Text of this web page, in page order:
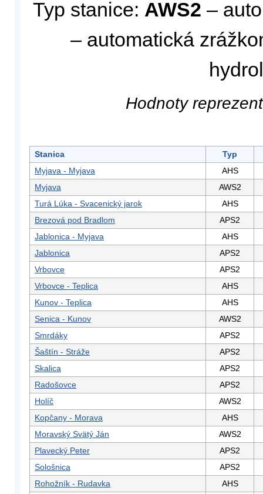
Typ stanice: AWS2 –
– automatická
Hodnoty
Stanica
Typ
Myjava - Myjava
AHS
Myjava
AWS2
Turá Lúka - Svacenický jarok
AHS
Brezová pod Bradlom
APS2
Jablonica - Myjava
AHS
Jablonica
APS2
Vrbovce
APS2
Vrbovce - Teplica
AHS
Kunov - Teplica
AHS
Senica - Kunov
AWS2
Smrdáky
APS2
Šaštín - Stráže
APS2
Skalica
APS2
Radošovce
APS2
Holíč
AWS2
Kopčany - Morava
AHS
Moravský Svätý Ján
AWS2
Plavecký Peter
APS2
Sološnica
APS2
Rohožník - Rudavka
AHS